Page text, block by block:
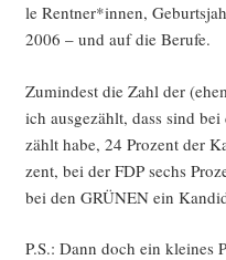
le Rentner*innen,
2006 – und auf die Berufe.
Zumin­dest die Zahl der
ich aus­ge­zählt, dass sind
zählt habe, 24 Pro­zent der
zent, bei der FDP sechs
bei den GRÜNEN ein
P.S.: Dann doch ein klei­nes